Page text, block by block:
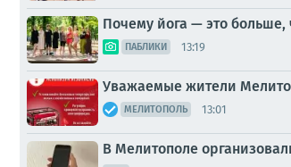
Почему йога — это больше,
ПАБЛИКИ 13:19
Уважаемые жители
МЕЛИТОПОЛЬ 13:01
В Мелитополе